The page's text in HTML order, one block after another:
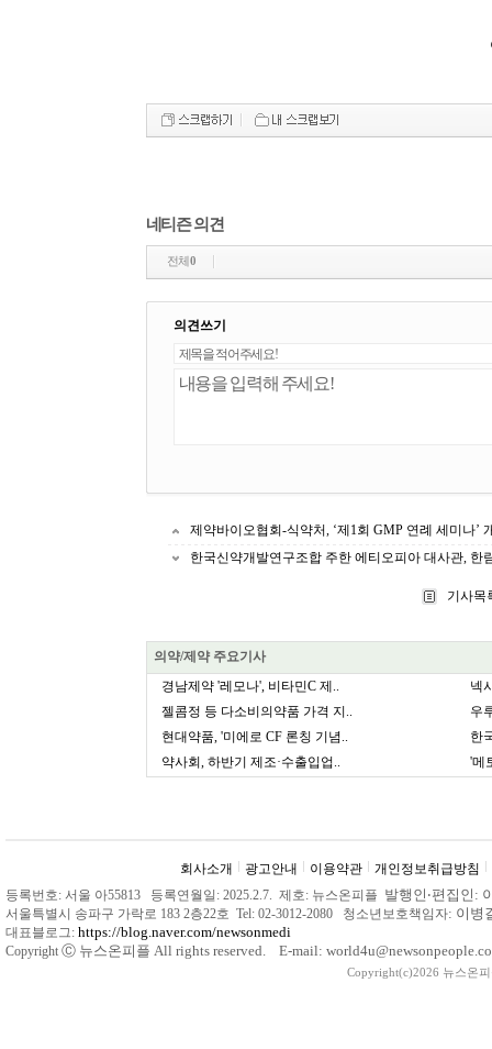
네티즌 의견
전체0
의견쓰기
제약바이오협회-식약처, ‘제1회 GMP 연례 세미나’
한국신약개발연구조합 주한 에티오피아 대사관, 한
기사목
의약/제약 주요기사
경남제약 '레모나', 비타민C 제..
넥
젤콤정 등 다소비의약품 가격 지..
우
현대약품, '미에로 CF 론칭 기념..
한
약사회, 하반기 제조·수출입업..
'메
회사소개 광고안내 이용약관
개인정보취급방침
등록번호: 서울 아55813 등록연월일: 2025.2.7. 제호: 뉴스온피플 발행인 ‧편집인:
서울특별시 송파구 가락로 183 2층22호 Tel: 02-3012-2080 청소년보호책임자: 이
대표블로그: https://blog.naver.com/newsonmedi
Copyright Ⓒ 뉴스온피플 All rights reserved. E-mail:
Copyright(c)2026 뉴스온